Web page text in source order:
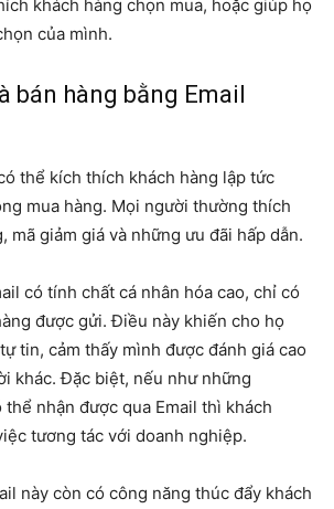
khách hàng chọn mua, hoặc giúp họ
của mình.
bán hàng bằng Email
thể kích thích khách hàng lập tức
mua hàng. Mọi người thường thích
mã giảm giá và những ưu đãi hấp dẫn.
có tính chất cá nhân hóa cao, chỉ có
được gửi. Điều này khiến cho họ
tin, cảm thấy mình được đánh giá cao
khác. Đặc biệt, nếu như những
nhận được qua Email thì khách
tương tác với doanh nghiệp.
này còn có công năng thúc đẩy khách